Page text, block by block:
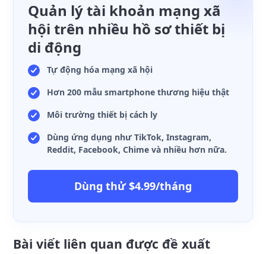
Quản lý tài khoản mạng xã
hội trên nhiều hồ sơ thiết bị
di động
Tự động hóa mạng xã hội
Hơn 200 mẫu smartphone thương hiệu thật
Môi trường thiết bị cách ly
Dùng ứng dụng như TikTok, Instagram,
Reddit, Facebook, Chime và nhiều hơn nữa.
Dùng thử $4.99/tháng
Bài viết liên quan được đề xuất